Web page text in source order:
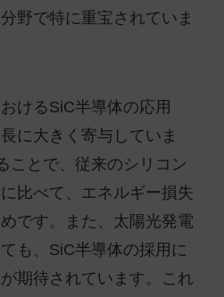
野で特に重宝されていま
けるSiC半導体の応用
に大きく寄与していま
ことで、従来のシリコン
比べて、エネルギー損失
です。また、太陽光発電
も、SiC半導体の採用に
期待されています。これ